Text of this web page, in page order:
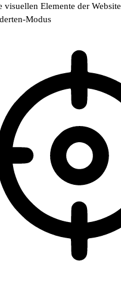
visuellen Elemente der Website
Modus